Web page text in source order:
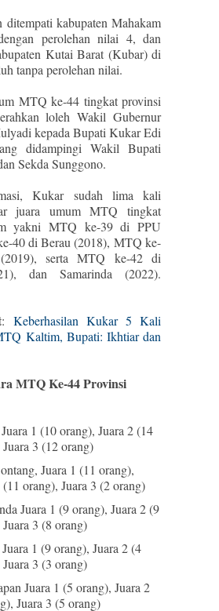
ditempati kabupaten Mahakam
perolehan nilai 4, dan
Kutai Barat (Kubar) di
tanpa perolehan nilai.
MTQ ke-44 tingkat provinsi
loleh Wakil Gubernur
kepada Bupati Kukar Edi
didampingi Wakil Bupati
Sekda Sunggono.
Kukar sudah lima kali
juara umum MTQ tingkat
yakni MTQ ke-39 di PPU
40 di Berau (2018), MTQ ke-
serta MTQ ke-42 di
dan Samarinda (2022).
: Keberhasilan Kukar 5 Kali
Kaltim, Bupati: Ikhtiar dan
MTQ Ke-44 Provinsi
1 (10 orang), Juara 2 (14
3 (12 orang)
Juara 1 (11 orang),
(11 orang), Juara 3 (2 orang)
Juara 1 (9 orang), Juara 2 (9
3 (8 orang)
1 (9 orang), Juara 2 (4
3 (3 orang)
Juara 1 (5 orang), Juara 2
Juara 3 (5 orang)